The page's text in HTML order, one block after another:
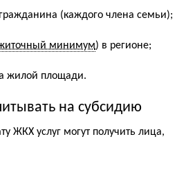
(каждого члена семьи);
минимум) в регионе;
жилой площади.
на субсидию
ЖКХ услуг могут получить лица,